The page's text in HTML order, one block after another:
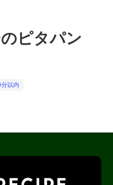
ピタパン
以内